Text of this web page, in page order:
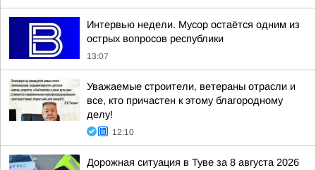
Интервью недели. Мусор остаётся одним из
острых вопросов республики
13:07
Уважаемые строители, ветераны отрасли и
все, кто причастен к этому благородному
делу!
12:10
Дорожная ситуация в Туве за 8 августа 2026